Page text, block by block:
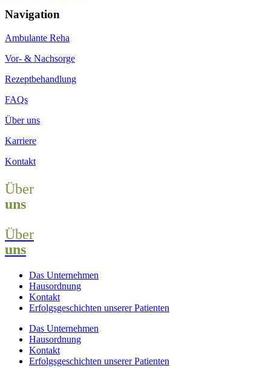
Navigation
Ambulante Reha
Vor- & Nachsorge
Rezeptbehandlung
FAQs
Über uns
Karriere
Kontakt
Über
uns
Über
uns
Das Unternehmen
Hausordnung
Kontakt
Erfolgsgeschichten unserer Patienten
Das Unternehmen
Hausordnung
Kontakt
Erfolgsgeschichten unserer Patienten